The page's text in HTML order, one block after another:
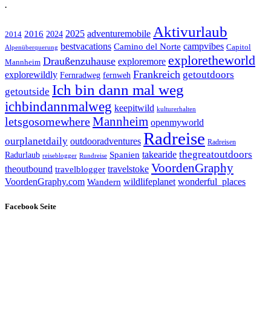
.
2014 2016 2024 2025 adventuremobile Aktivurlaub
Alpenüberquerung bestvacations Camino del Norte campvibes Capitol
Mannheim Draußenzuhause exploremore exploretheworld
explorewildly Fernradweg fernweh Frankreich getoutdoors
getoutside Ich bin dann mal weg
ichbindannmalweg keepitwild kulturerhalten
letsgosomewhereMannheim openmyworld
ourplanetdaily outdooradventures Radreise Radreisen
Radurlaub reiseblogger Rundreise Spanien takearide thegreatoutdoors
theoutbound travelblogger travelstoke VoordenGraphy
VoordenGraphy.com Wandern wildlifeplanet wonderful_places
Facebook Seite